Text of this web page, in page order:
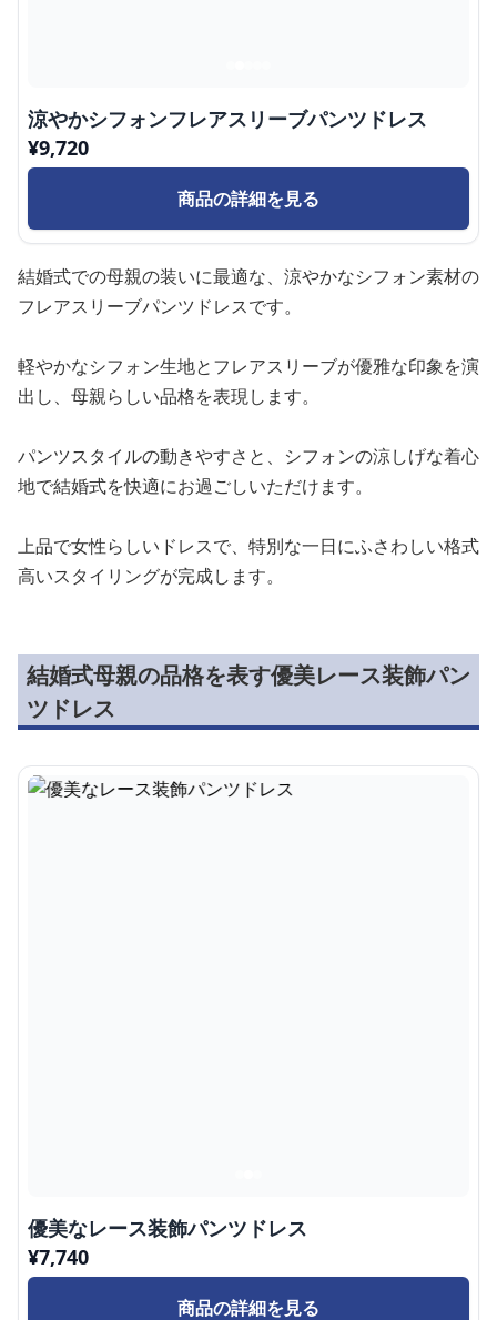
涼やかシフォンフレアスリーブパンツドレス
¥9,720
商品の詳細を見る
結婚式での母親の装いに最適な、涼やかなシフォン素材の
フレアスリーブパンツドレスです。
軽やかなシフォン生地とフレアスリーブが優雅な印象を演
出し、母親らしい品格を表現します。
パンツスタイルの動きやすさと、シフォンの涼しげな着心
地で結婚式を快適にお過ごしいただけます。
上品で女性らしいドレスで、特別な一日にふさわしい格式
高いスタイリングが完成します。
結婚式母親の品格を表す優美レース装飾パン
ツドレス
優美なレース装飾パンツドレス
¥7,740
商品の詳細を見る